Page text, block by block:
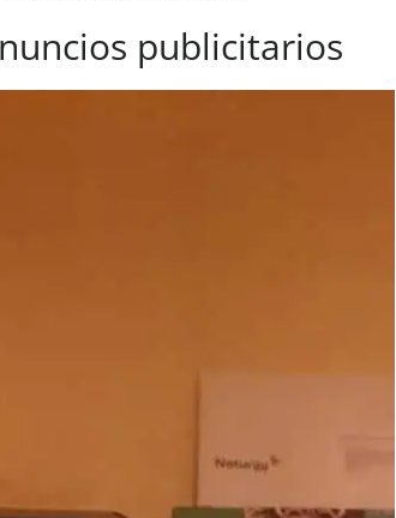
publicitarios